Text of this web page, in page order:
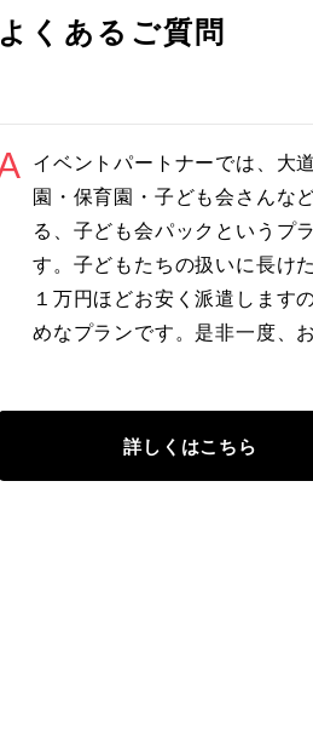
よくあるご質問
イベントパートナーでは、大
園・保育園・子ども会さんな
る、子ども会パックというプ
す。子どもたちの扱いに長け
１万円ほどお安く派遣します
めなプランです。是非一度、
詳しくはこちら